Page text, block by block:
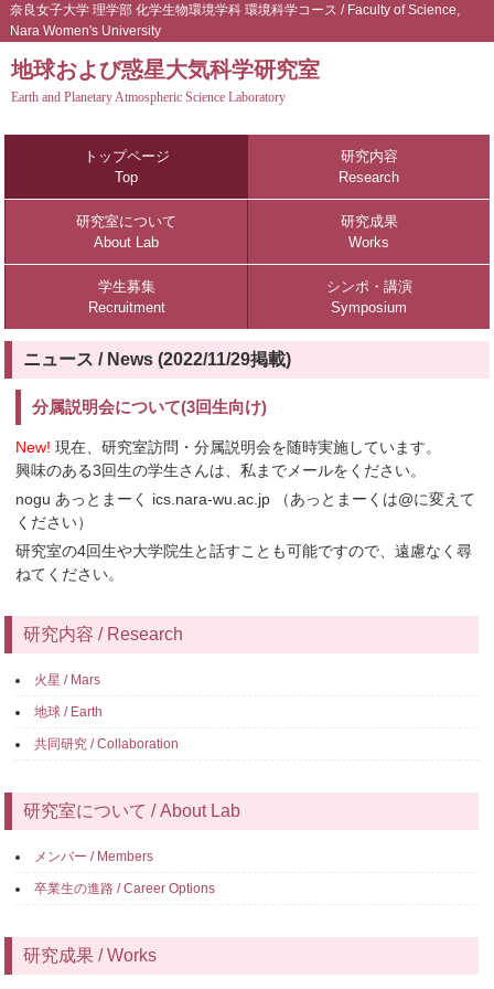
奈良女子大学 理学部 化学生物環境学科 環境科学コース / Faculty of Science,
Nara Women's University
地球および惑星大気科学研究室
Earth and Planetary Atmospheric Science Laboratory
トップページ
Top
研究内容
Research
研究室について
About Lab
研究成果
Works
学生募集
Recruitment
シンポ・講演
Symposium
ニュース / News (2022/11/29掲載)
分属説明会について(3回生向け)
New! 現在、研究室訪問・分属説明会を随時実施しています。
興味のある3回生の学生さんは、私までメールをください。
nogu あっとまーく ics.nara-wu.ac.jp （あっとまーくは@に変えて
ください）
研究室の4回生や大学院生と話すことも可能ですので、遠慮なく尋
ねてください。
研究内容 / Research
火星 / Mars
地球 / Earth
共同研究 / Collaboration
研究室について / About Lab
メンバー / Members
卒業生の進路 / Career Options
研究成果 / Works